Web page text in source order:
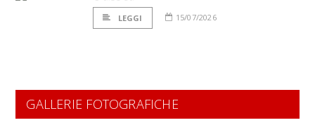
LEGGI 15/07/2026
GALLERIE FOTOGRAFICHE